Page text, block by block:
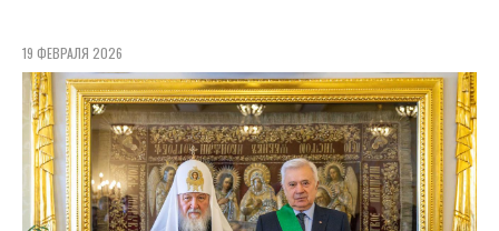
19 ФЕВРАЛЯ 2026